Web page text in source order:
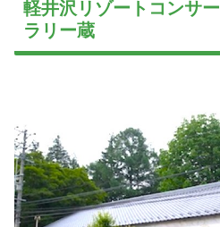
軽井沢リゾートコンサ
ラリー蔵